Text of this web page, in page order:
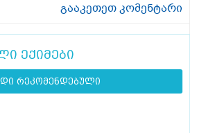
გააკეთეთ კომენტარი
ექიმები
რეკომენდებული